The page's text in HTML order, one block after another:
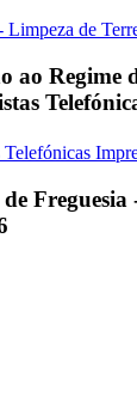
Limpeza de
ao Regime
Freguesia